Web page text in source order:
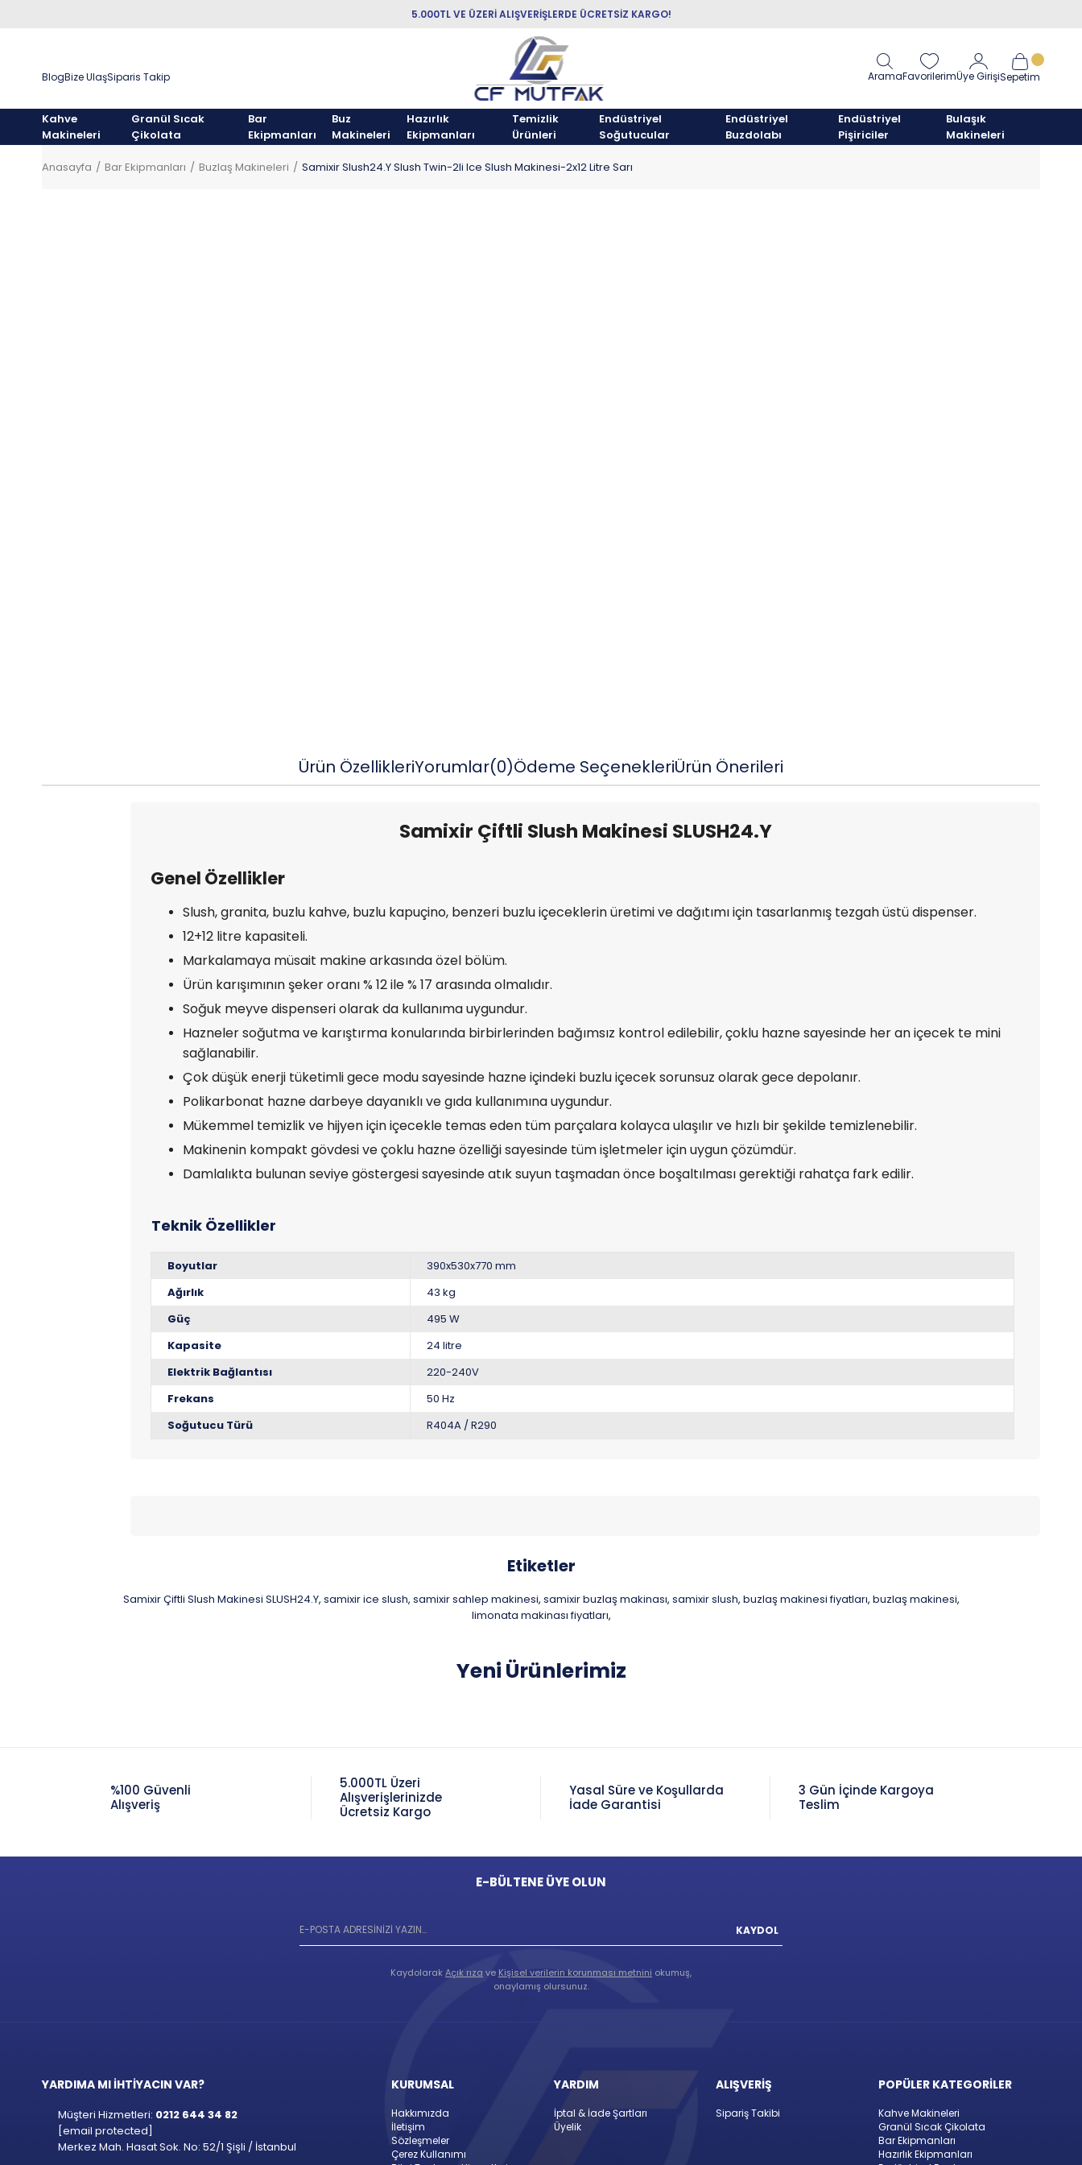
5.000TL VE ÜZERİ ALIŞVERİŞLERDE ÜCRETSİZ KARGO!
BlogBize UlaşSiparis Takip AramaFavorilerimÜye GirişiSepetim
Kahve
Makineleri
Granül Sıcak
Çikolata
Bar
Ekipmanları
Buz
Makineleri
Hazırlık
Ekipmanları
Temizlik
Ürünleri
Endüstriyel
Soğutucular
Endüstriyel
Buzdolabı
Endüstriyel
Pişiriciler
Bulaşık
Makineleri
Anasayfa Bar Ekipmanları Buzlaş Makineleri Samixir Slush24.Y Slush Twin-2li Ice Slush Makinesi-2x12 Litre Sarı
Ürün ÖzellikleriYorumlar(0)Ödeme SeçenekleriÜrün Önerileri
Samixir Çiftli Slush Makinesi SLUSH24.Y
Genel Özellikler
Slush, granita, buzlu kahve, buzlu kapuçino, benzeri buzlu içeceklerin üretimi ve dağıtımı için tasarlanmış tezgah üstü dispenser.
12+12 litre kapasiteli.
Markalamaya müsait makine arkasında özel bölüm.
Ürün karışımının şeker oranı % 12 ile % 17 arasında olmalıdır.
Soğuk meyve dispenseri olarak da kullanıma uygundur.
Hazneler soğutma ve karıştırma konularında birbirlerinden bağımsız kontrol edilebilir, çoklu hazne sayesinde her an içecek te mini
sağlanabilir.
Çok düşük enerji tüketimli gece modu sayesinde hazne içindeki buzlu içecek sorunsuz olarak gece depolanır.
Polikarbonat hazne darbeye dayanıklı ve gıda kullanımına uygundur.
Mükemmel temizlik ve hijyen için içecekle temas eden tüm parçalara kolayca ulaşılır ve hızlı bir şekilde temizlenebilir.
Makinenin kompakt gövdesi ve çoklu hazne özelliği sayesinde tüm işletmeler için uygun çözümdür.
Damlalıkta bulunan seviye göstergesi sayesinde atık suyun taşmadan önce boşaltılması gerektiği rahatça fark edilir.
Boyutlar
390x530x770 mm
Ağırlık
43 kg
Güç
495 W
Kapasite
24 litre
Elektrik Bağlantısı
220-240V
Frekans
50 Hz
Soğutucu Türü
R404A / R290
Etiketler
Samixir Çiftli Slush Makinesi SLUSH24.Y, samixir ice slush, samixir sahlep makinesi, samixir buzlaş makinası, samixir slush, buzlaş makinesi fiyatları, buzlaş makinesi,
limonata makinası fiyatları,
Yeni Ürünlerimiz
%100 Güvenli
Alışveriş
5.000TL Üzeri
Alışverişlerinizde
Ücretsiz Kargo
Yasal Süre ve Koşullarda
İade Garantisi
3 Gün İçinde Kargoya
Teslim
E-BÜLTENE ÜYE OLUN
KAYDOL
KaydolarakAçık rıza ve Kişisel verilerin korunması metnini okumuş,
onaylamış olursunuz.
YARDIMA MI İHTİYACIN VAR?
Müşteri Hizmetleri: 0212 644 34 82
[email protected]
Merkez Mah. Hasat Sok. No: 52/1 Şişli / İstanbul
KURUMSAL
Hakkımızda
İletişim
Sözleşmeler
Çerez Kullanımı
YARDIM
İptal & İade Şartları
Üyelik
ALIŞVERİŞ
Sipariş Takibi
POPÜLER KATEGORİLER
Kahve Makineleri
Granül Sıcak Çikolata
Bar Ekipmanları
Hazırlık Ekipmanları